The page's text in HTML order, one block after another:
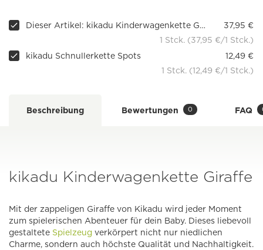
Dieser Artikel: kikadu Kinderwagenkette Giraffe
37,95 €
1 Stck. (37,95 €/1 Stck.)
kikadu Schnullerkette Spots
12,49 €
1 Stck. (12,49 €/1 Stck.)
Beschreibung Bewertungen 0 FAQ
kikadu Kinderwagenkette Giraffe
Mit der zappeligen Giraffe von Kikadu wird jeder Moment
zum spielerischen Abenteuer für dein Baby. Dieses liebevoll
gestaltete Spielzeug verkörpert nicht nur niedlichen
Charme, sondern auch höchste Qualität und Nachhaltigkeit.